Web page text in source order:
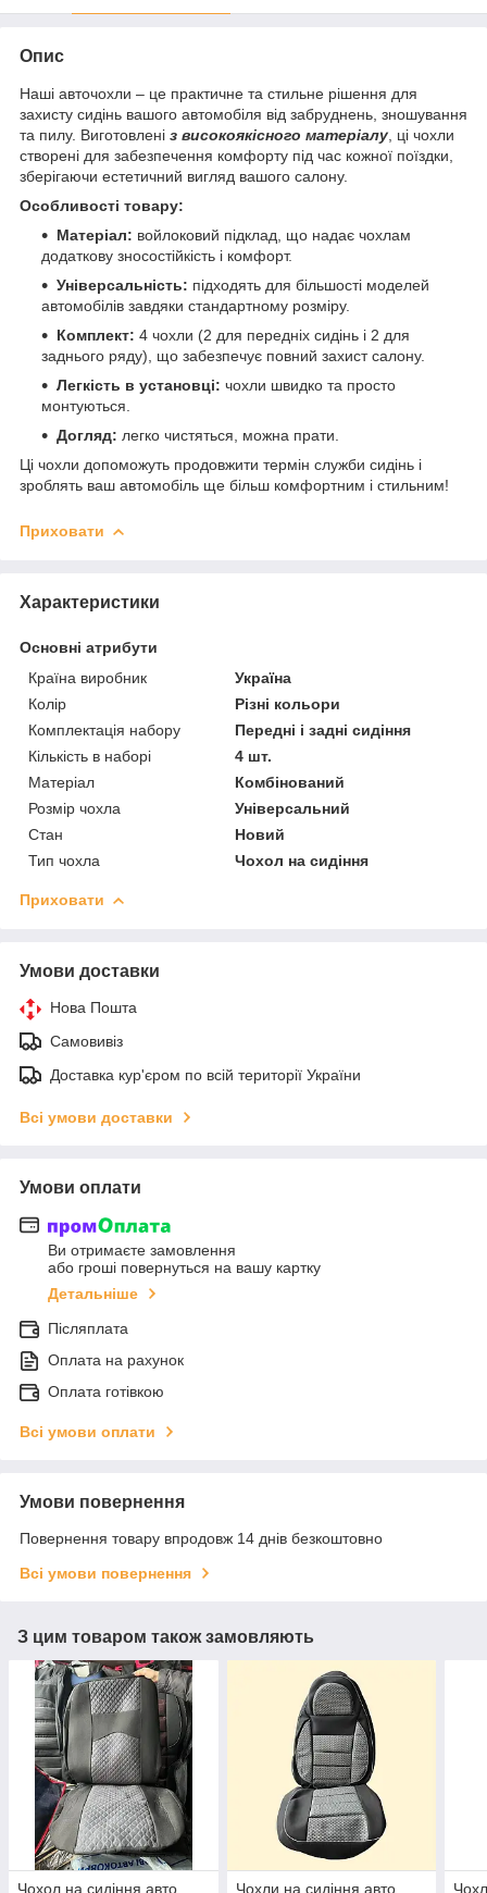
Опис
Наші авточохли – це практичне та стильне рішення для
захисту сидінь вашого автомобіля від забруднень, зношування
та пилу. Виготовлені з високоякісного матеріалу , ці чохли
створені для забезпечення комфорту під час кожної поїздки,
зберігаючи естетичний вигляд вашого салону.
Особливості товару:
Матеріал: войлоковий підклад, що надає чохлам
додаткову зносостійкість і комфорт.
Універсальність: підходять для більшості моделей
автомобілів завдяки стандартному розміру.
Комплект: 4 чохли (2 для передніх сидінь і 2 для
заднього ряду), що забезпечує повний захист салону.
Легкість в установці: чохли швидко та просто
монтуються.
Догляд: легко чистяться, можна прати.
Ці чохли допоможуть продовжити термін служби сидінь і
зроблять ваш автомобіль ще більш комфортним і стильним!
Приховати
Характеристики
Основні атрибути
Країна виробник
Україна
Колір
Різні кольори
Комплектація набору
Передні і задні сидіння
Кількість в наборі
4 шт.
Матеріал
Комбінований
Розмір чохла
Універсальний
Стан
Новий
Тип чохла
Чохол на сидіння
Приховати
Умови доставки
Нова Пошта
Самовивіз
Доставка кур'єром по всій території України
Всі умови доставки
Умови оплати
Ви отримаєте замовлення
або гроші повернуться на вашу картку
Детальніше
Післяплата
Оплата на рахунок
Оплата готівкою
Всі умови оплати
Умови повернення
Повернення товару впродовж 14 днів безкоштовно
Всі умови повернення
З цим товаром також замовляють
Чохол на сидіння авто, Чохли на сидіння авто,